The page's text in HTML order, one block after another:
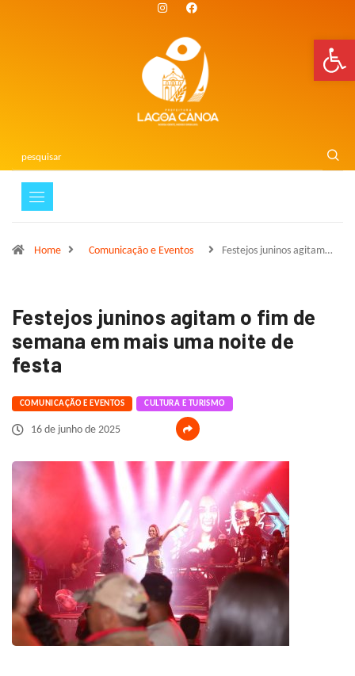
Home Comunicação e Eventos Festejos juninos agitam…
Festejos juninos agitam o fim de
semana em mais uma noite de
festa
COMUNICAÇÃO E EVENTOS CULTURA E TURISMO
16 de junho de 2025